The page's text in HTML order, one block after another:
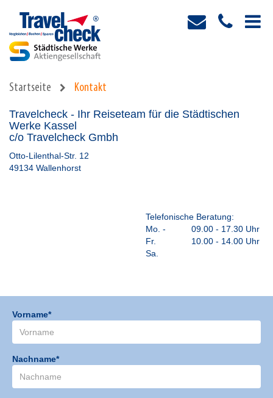
Startseite Kontakt
Travelcheck - Ihr Reiseteam für die Städtischen
Werke Kassel
c/o Travelcheck Gmbh
Otto-Lilenthal-Str. 12
49134 Wallenhorst
Telefonische Beratung:
Mo. -
Fr.
Sa.
09.00 - 17.30 Uhr
10.00 - 14.00 Uhr
Vorname*
Nachname*